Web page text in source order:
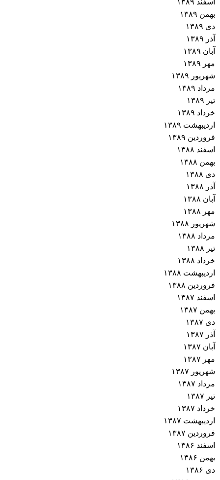
بهمن ۱۳۸۹
دی ۱۳۸۹
آذر ۱۳۸۹
آبان ۱۳۸۹
مهر ۱۳۸۹
شهریور ۱۳۸۹
مرداد ۱۳۸۹
تیر ۱۳۸۹
خرداد ۱۳۸۹
اردیبهشت ۱۳۸۹
فروردین ۱۳۸۹
اسفند ۱۳۸۸
بهمن ۱۳۸۸
دی ۱۳۸۸
آذر ۱۳۸۸
آبان ۱۳۸۸
مهر ۱۳۸۸
شهریور ۱۳۸۸
مرداد ۱۳۸۸
تیر ۱۳۸۸
خرداد ۱۳۸۸
اردیبهشت ۱۳۸۸
فروردین ۱۳۸۸
اسفند ۱۳۸۷
بهمن ۱۳۸۷
دی ۱۳۸۷
آذر ۱۳۸۷
آبان ۱۳۸۷
مهر ۱۳۸۷
شهریور ۱۳۸۷
مرداد ۱۳۸۷
تیر ۱۳۸۷
خرداد ۱۳۸۷
اردیبهشت ۱۳۸۷
فروردین ۱۳۸۷
اسفند ۱۳۸۶
بهمن ۱۳۸۶
دی ۱۳۸۶